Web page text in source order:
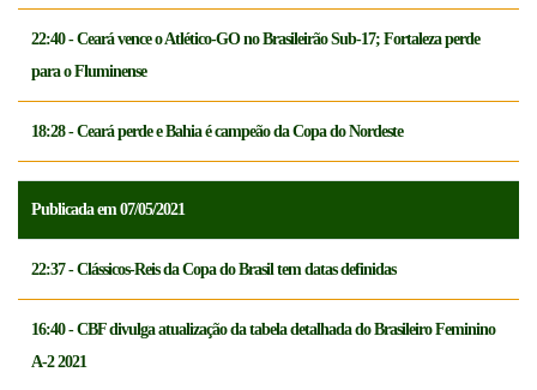
22:40 - Ceará vence o Atlético-GO no Brasileirão Sub-17; Fortaleza perde
para o Fluminense
18:28 - Ceará perde e Bahia é campeão da Copa do Nordeste
Publicada em 07/05/2021
22:37 - Clássicos-Reis da Copa do Brasil tem datas definidas
16:40 - CBF divulga atualização da tabela detalhada do Brasileiro Feminino
A-2 2021